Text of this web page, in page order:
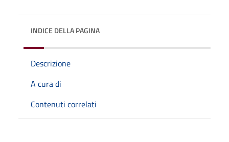
INDICE DELLA PAGINA
Descrizione
A cura di
Contenuti correlati